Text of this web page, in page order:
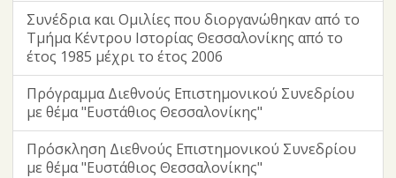
Συνέδρια και Ομιλίες που διοργανώθηκαν από το
Τμήμα Κέντρου Ιστορίας Θεσσαλονίκης από το
έτος 1985 μέχρι το έτος 2006
Πρόγραμμα Διεθνούς Επιστημονικού Συνεδρίου
με θέμα "Ευστάθιος Θεσσαλονίκης"
Πρόσκληση Διεθνούς Επιστημονικού Συνεδρίου
με θέμα "Ευστάθιος Θεσσαλονίκης"